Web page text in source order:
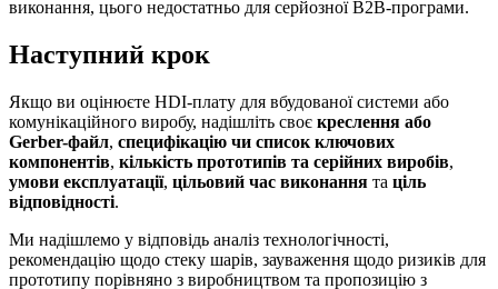
виконання, цього недостатньо для серйозної B2B-програми.
Наступний крок
Якщо ви оцінюєте HDI-плату для вбудованої системи або
комунікаційного виробу, надішліть своє креслення або
Gerber-файл, специфікацію чи список ключових
компонентів, кількість прототипів та серійних виробів,
умови експлуатації, цільовий час виконання та ціль
відповідності.
Ми надішлемо у відповідь аналіз технологічності,
рекомендацію щодо стеку шарів, зауваження щодо ризиків для
прототипу порівняно з виробництвом та пропозицію з